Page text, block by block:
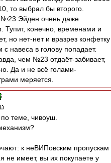
то выбрал бы второго.
№23 Эйден очень даже
Тупит, конечно, временами и
но нет-нет и вразрез конфетку
с навеса в голову попадает.
чем №23 отдаёт-забивает,
Да и не всё голами-
меряется.
теме, чивоуш.
к неВИПовским пропускам
не имеет, вы их покупаете у